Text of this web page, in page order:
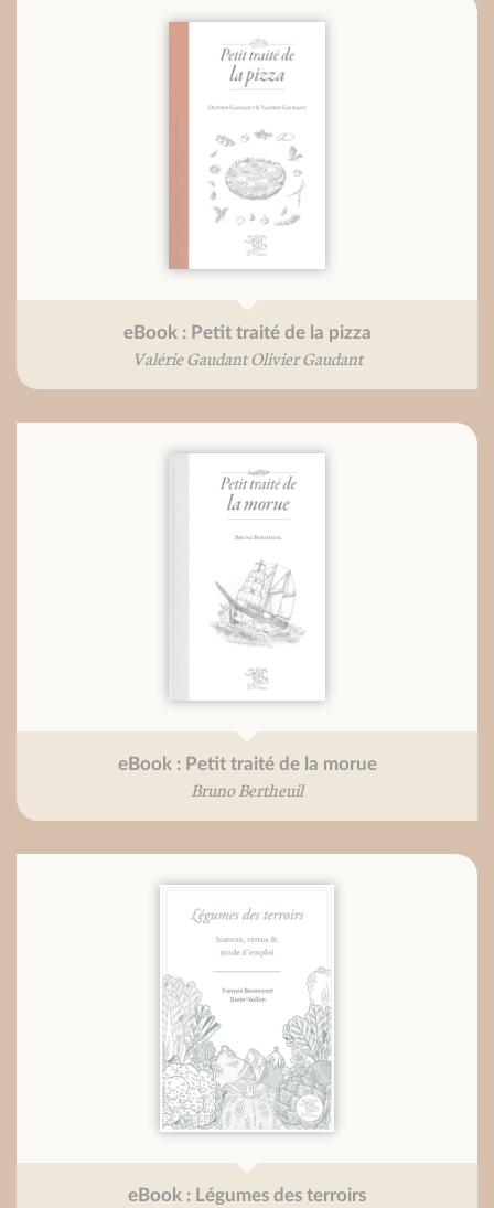
eBook : Petit traité de la pizza
Valérie Gaudant Olivier Gaudant
eBook : Petit traité de la morue
Bruno Bertheuil
eBook : Légumes des terroirs